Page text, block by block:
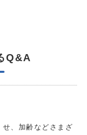
Q&A
、加齢などさまざ